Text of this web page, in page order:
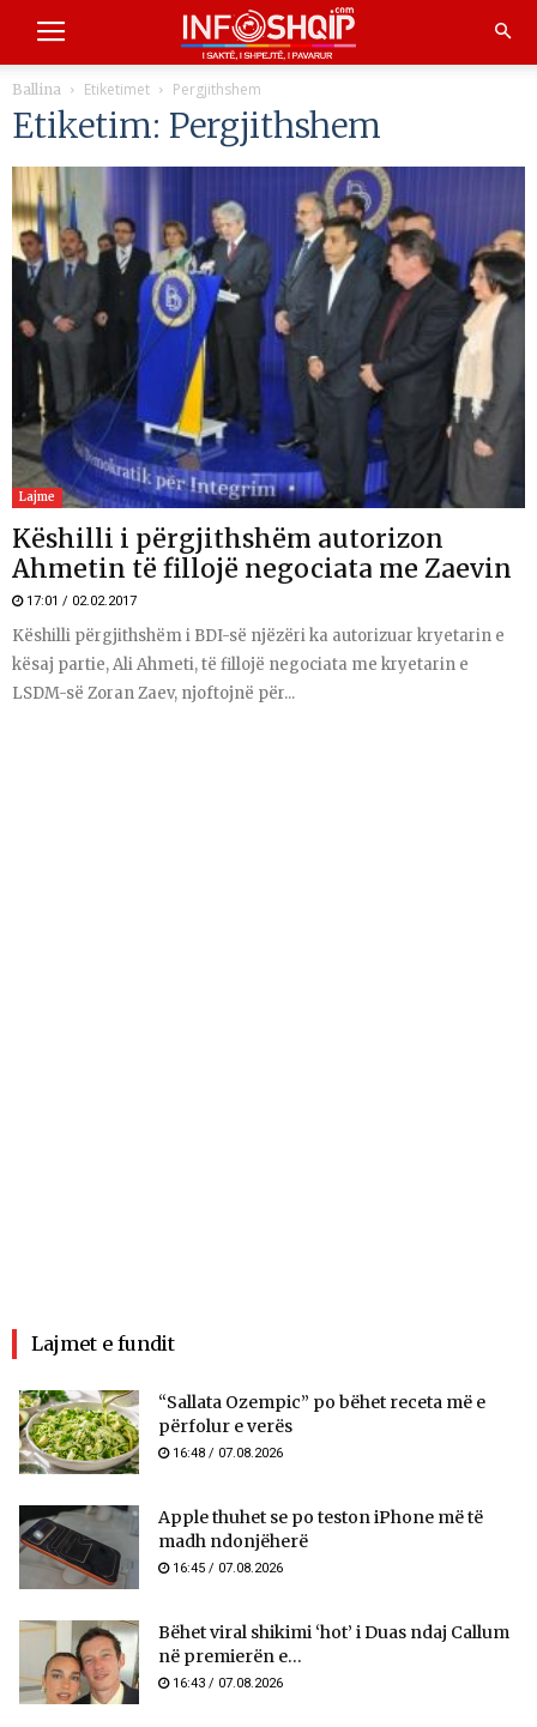
Ballina Etiketimet Pergjithshem
Etiketim: Pergjithshem
Lajme
Këshilli i përgjithshëm autorizon
Ahmetin të fillojë negociata me Zaevin
17:01 / 02.02.2017
Këshilli përgjithshëm i BDI-së njëzëri ka autorizuar kryetarin e
kësaj partie, Ali Ahmeti, të fillojë negociata me kryetarin e
LSDM-së Zoran Zaev, njoftojnë për...
Lajmet e fundit
“Sallata Ozempic” po bëhet receta më e
përfolur e verës
16:48 / 07.08.2026
Apple thuhet se po teston iPhone më të
madh ndonjëherë
16:45 / 07.08.2026
Bëhet viral shikimi ‘hot’ i Duas ndaj Callum
në premierën e...
16:43 / 07.08.2026